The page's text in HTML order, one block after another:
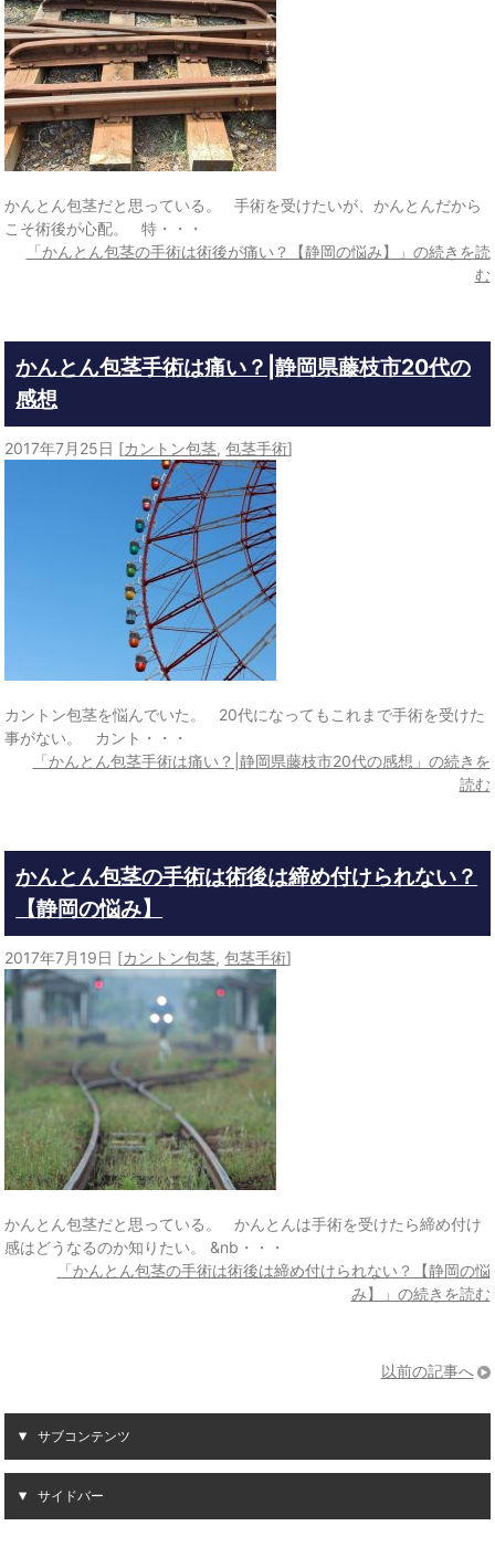
かんとん包茎だと思っている。 手術を受けたいが、かんとんだから
こそ術後が心配。 特・・・
「かんとん包茎の手術は術後が痛い？【静岡の悩み】」の続きを読
む
かんとん包茎手術は痛い？|静岡県藤枝市20代の
感想
2017年7月25日 [カントン包茎,包茎手術]
カントン包茎を悩んでいた。 20代になってもこれまで手術を受けた
事がない。 カント・・・
「かんとん包茎手術は痛い？|静岡県藤枝市20代の感想」の続きを
読む
かんとん包茎の手術は術後は締め付けられない？
【静岡の悩み】
2017年7月19日 [カントン包茎,包茎手術]
かんとん包茎だと思っている。 かんとんは手術を受けたら締め付け
感はどうなるのか知りたい。 &nb・・・
「かんとん包茎の手術は術後は締め付けられない？【静岡の悩
み】」の続きを読む
以前の記事へ
サブコンテンツ
サイドバー